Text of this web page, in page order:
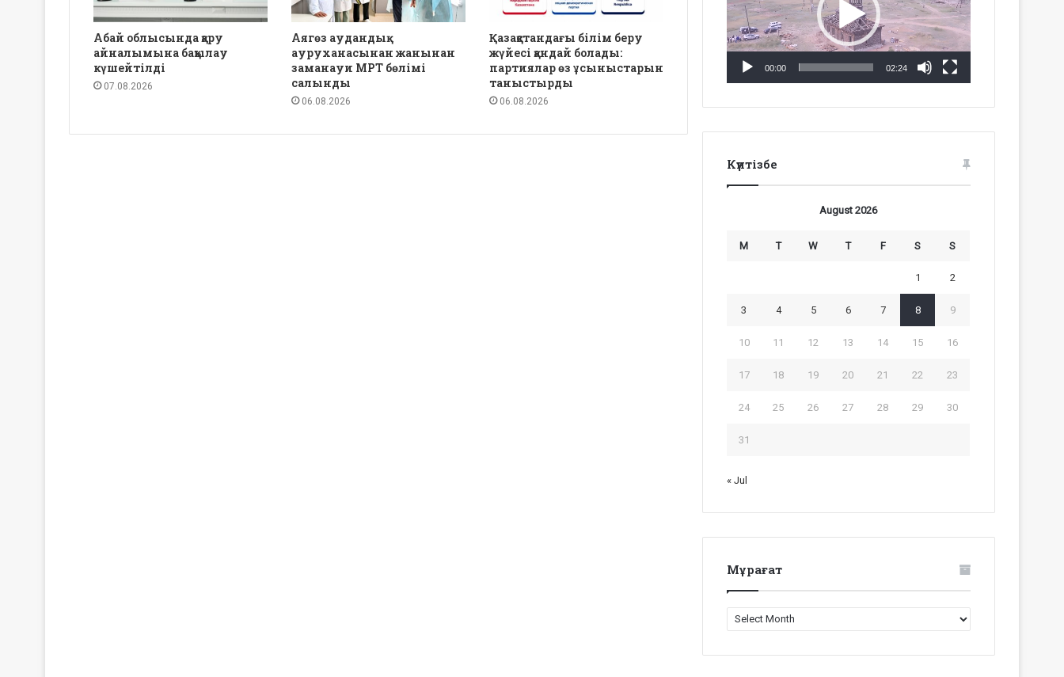
Абай облысында қару
айналымына бақылау
күшейтілді
07.08.2026
Аягөз аудандық
ауруханасынан жанынан
заманауи МРТ бөлімі
салынды
06.08.2026
Қазақстандағы білім беру
жүйесі қандай болады:
партиялар өз ұсыныстарын
таныстырды
06.08.2026
00:00 02:24
Күнтізбе
August 2026
M T W T F S S
1 2
3 4 5 6 7 8 9
10 11 12 13 14 15 16
17 18 19 20 21 22 23
24 25 26 27 28 29 30
31
« Jul
Мұрағат
Мұрағат